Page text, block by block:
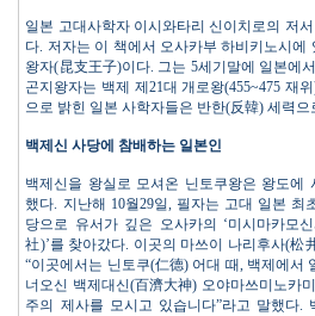
일본 고대사학자 이시와타리 신이치로의 저
다. 저자는 이 책에서 오사카부 하비키노시에
왕자(昆支王子)이다. 그는 5세기말에 일본에
곤지왕자는 백제 제21대 개로왕(455~475 재
으로 밝힌 일본 사학자들은 반한(反韓) 세력
백제신 사당에 참배하는 일본인
백제신을 왕실로 모셔온 닌토쿠왕은 왕도에
했다. 지난해 10월29일, 필자는 고대 일본 최
당으로 유서가 깊은 오사카의 ‘미시마카모
社)’를 찾아갔다. 이곳의 마쓰이 나리후사(松
“이곳에서는 닌토쿠(仁德) 어대 때, 백제에서
너오신 백제대신(百濟大神) 오야마쓰미노카
주의 제사를 모시고 있습니다”라고 말했다.